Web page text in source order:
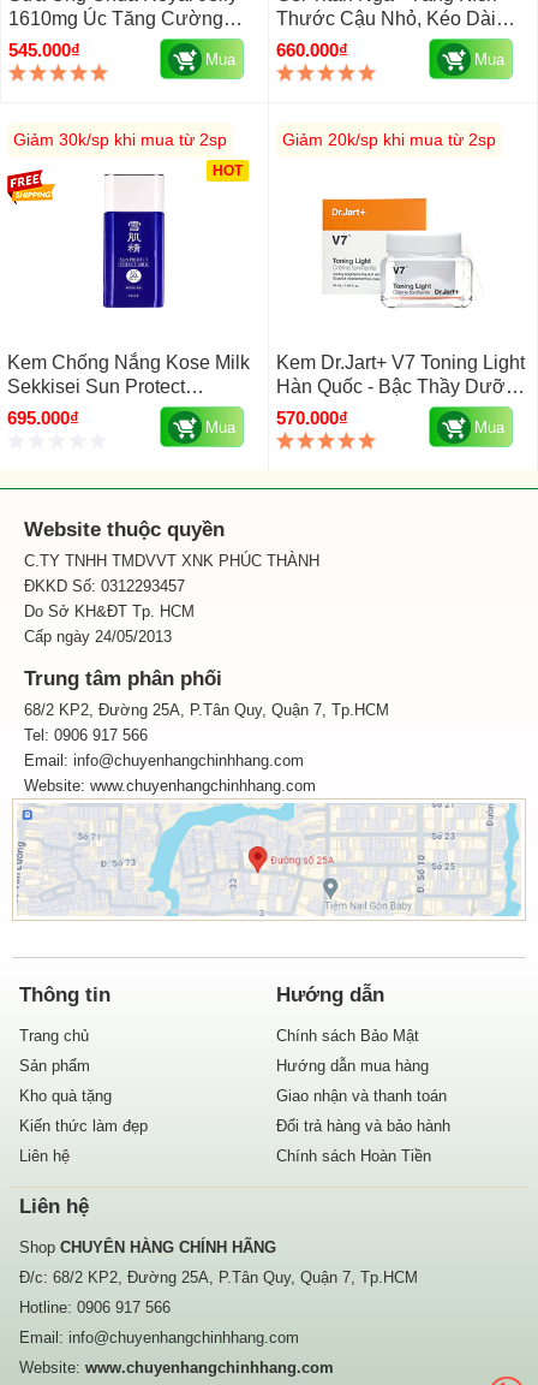
1610mg Úc Tăng Cường
Sinh Lý, Ngừa Ung Thư
545.000₫ Mua
Thước Cậu Nhỏ, Kéo Dài
Thời Gian Quan Hệ
660.000₫ Mua
HOT
Giảm 30k/sp khi mua từ 2sp
Kem Chống Nắng Kose Milk
Sekkisei Sun Protect
Essence Spf 50 Của Nhật
695.000₫ Mua
Giảm 20k/sp khi mua từ 2sp
Kem Dr.Jart+ V7 Toning Light
Hàn Quốc - Bậc Thầy Dưỡng
Trắng Da, Xóa Thâm Nám
570.000₫ Mua
Website thuộc quyền
C.TY TNHH TMDVVT XNK PHÚC THÀNH
ĐKKD Số: 0312293457
Do Sở KH&ĐT Tp. HCM
Cấp ngày 24/05/2013
Trung tâm phân phối
68/2 KP2, Đường 25A, P.Tân Quy, Quận 7, Tp.HCM
Tel: 0906 917 566
Email: info@chuyenhangchinhhang.com
Website: www.chuyenhangchinhhang.com
Thông tin
Trang chủ
Sản phẩm
Kho quà tặng
Kiến thức làm đẹp
Liên hệ
Hướng dẫn
Chính sách Bảo Mật
Hướng dẫn mua hàng
Giao nhận và thanh toán
Đổi trả hàng và bảo hành
Chính sách Hoàn Tiền
Liên hệ
Shop CHUYÊN HÀNG CHÍNH HÃNG
Đ/c: 68/2 KP2, Đường 25A, P.Tân Quy, Quận 7, Tp.HCM
Hotline: 0906 917 566
Email: info@chuyenhangchinhhang.com
Website: www.chuyenhangchinhhang.com